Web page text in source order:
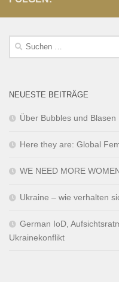
NEUESTE BEITRÄGE
Über Bubbles und Blasen
Here they are: Global
WE NEED MORE
Ukraine – wie verhalten
German IoD,
Ukrainekonflikt